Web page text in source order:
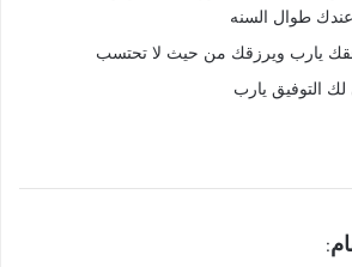
طوال السنه
يارب ويرزقك من حيث لا تحتسب
لك التوفيق يارب
: